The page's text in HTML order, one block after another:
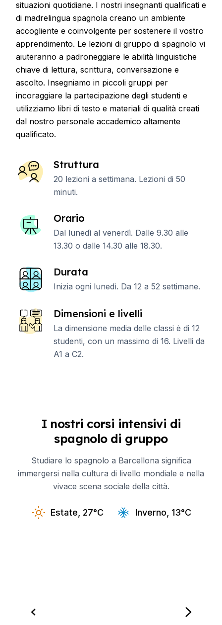
situazioni quotidiane. I nostri insegnanti qualificati e
di madrelingua spagnola creano un ambiente
accogliente e coinvolgente per sostenere il vostro
apprendimento. Le lezioni di gruppo di spagnolo vi
aiuteranno a padroneggiare le abilità linguistiche
chiave di lettura, scrittura, conversazione e
ascolto. Insegniamo in piccoli gruppi per
incoraggiare la partecipazione degli studenti e
utilizziamo libri di testo e materiali di qualità creati
dal nostro personale accademico altamente
qualificato.
Struttura
20 lezioni a settimana. Lezioni di 50
minuti.
Orario
Dal lunedì al venerdì. Dalle 9.30 alle
13.30 o dalle 14.30 alle 18.30.
Durata
Inizia ogni lunedì. Da 12 a 52 settimane.
Dimensioni e livelli
La dimensione media delle classi è di 12
studenti, con un massimo di 16. Livelli da
A1 a C2.
I nostri corsi intensivi di
spagnolo di gruppo
Studiare lo spagnolo a Barcellona significa
immergersi nella cultura di livello mondiale e nella
vivace scena sociale della città.
Estate, 27°C Inverno, 13°C